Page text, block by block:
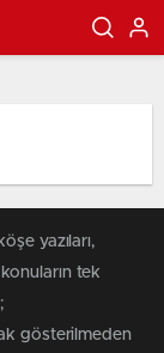
yazıları,
tek
gösterilmeden